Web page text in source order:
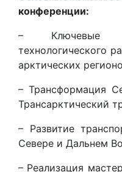
конференции:
– Ключевые
технологического
арктических
– Трансформация
Трансарктический
– Развитие
Севере и Дальнем
– Реализация